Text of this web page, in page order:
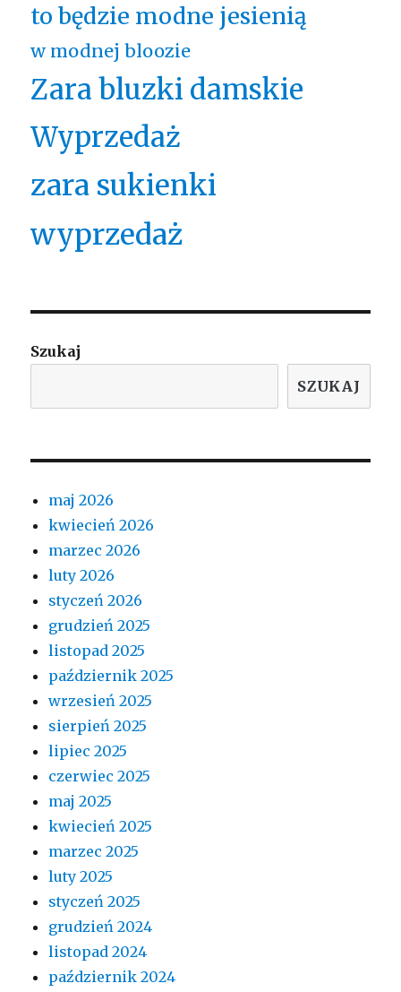
to będzie modne jesienią
w modnej bloozie
Zara bluzki damskie
Wyprzedaż
zara sukienki
wyprzedaż
Szukaj
SZUKAJ
maj 2026
kwiecień 2026
marzec 2026
luty 2026
styczeń 2026
grudzień 2025
listopad 2025
październik 2025
wrzesień 2025
sierpień 2025
lipiec 2025
czerwiec 2025
maj 2025
kwiecień 2025
marzec 2025
luty 2025
styczeń 2025
grudzień 2024
listopad 2024
październik 2024